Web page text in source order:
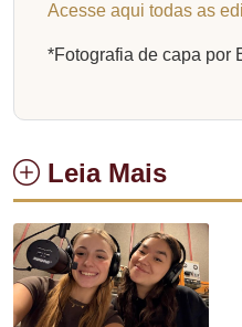
Acesse aqui todas as
*Fotografia de capa por
Leia Mais